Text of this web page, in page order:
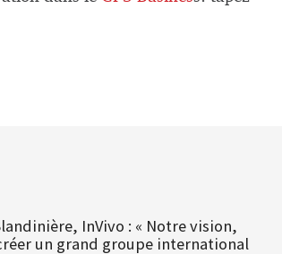
InVivo : « Notre vision,
un grand groupe international